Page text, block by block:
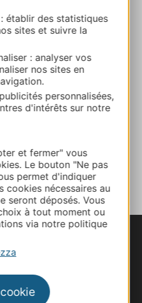
établir des statistiques
sites et suivre la
: analyser vos
nos sites en
personnalisées,
d'intérêts sur notre
et fermer" vous
Le bouton "Ne pas
permet d'indiquer
cookies nécessaires au
seront déposés. Vous
à tout moment ou
via notre politique